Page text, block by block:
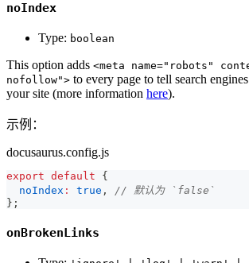
noIndex
Type: boolean
This option adds <meta name="robots"
nofollow"> to every page to tell search
your site (more information here).
示例：
docusaurus.config.js
export default
{
noIndex : true ,
// 默认为 `false`
} ;
onBrokenLinks